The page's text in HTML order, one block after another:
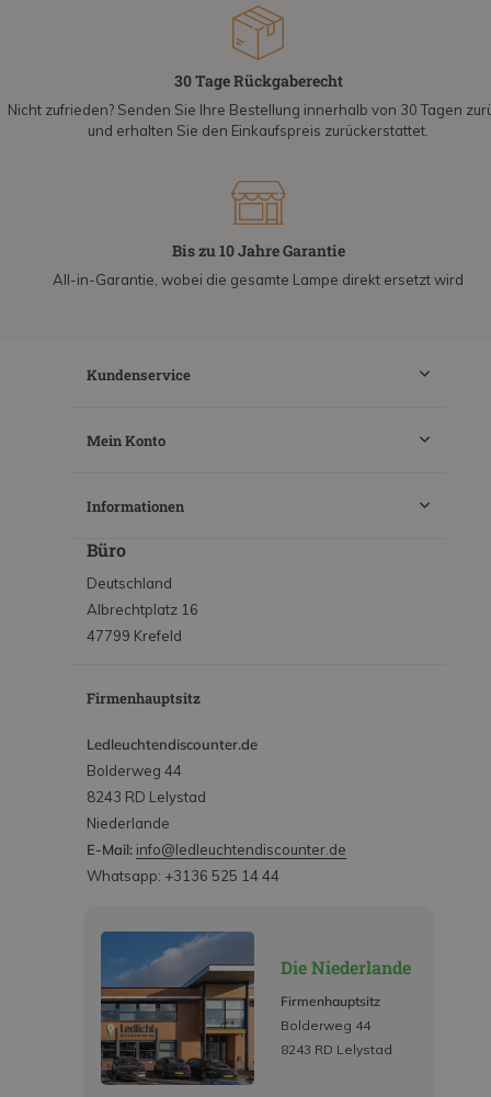
30 Tage Rückgaberecht
Nicht zufrieden? Senden Sie Ihre Bestellung innerhalb von 30 Tagen
und erhalten Sie den Einkaufspreis zurückerstattet.
Bis zu 10 Jahre Garantie
All-in-Garantie, wobei die gesamte Lampe direkt ersetzt wird
Kundenservice
Mein Konto
Informationen
Büro
Deutschland
Albrechtplatz 16
47799 Krefeld
Firmenhauptsitz
Ledleuchtendiscounter.de
Bolderweg 44
8243 RD Lelystad
Niederlande
E-Mail: info@ledleuchtendiscounter.de
Whatsapp: +3136 525 14 44
Die Niederlande
Firmenhauptsitz
Bolderweg 44
8243 RD Lelystad